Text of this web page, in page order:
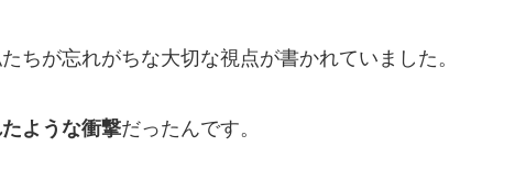
ちが忘れがちな大切な視点が書かれていました。
ような衝撃だったんです。